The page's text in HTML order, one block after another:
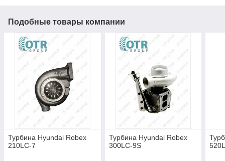
Подобные товары компании
Турбина Hyundai Robex
210LC-7
Турбина Hyundai Robex
300LC-9S